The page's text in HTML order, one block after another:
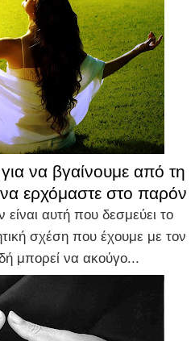
να βγαίνουμε από τη
ερχόμαστε στο παρόν
αυτή που δεσμεύει το
σχέση που έχουμε με τον
μπορεί να ακούγο...